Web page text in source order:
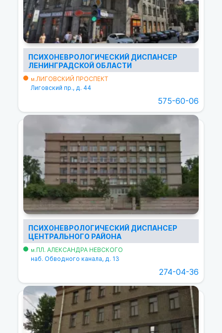
ПСИХОНЕВРОЛОГИЧЕСКИЙ ДИСПАНСЕР
ЛЕНИНГРАДСКОЙ ОБЛАСТИ
м.ЛИГОВСКИЙ ПРОСПЕКТ
Лиговский пр., д. 44
575-60-06
ПСИХОНЕВРОЛОГИЧЕСКИЙ ДИСПАНСЕР
ЦЕНТРАЛЬНОГО РАЙОНА
м.ПЛ. АЛЕКСАНДРА НЕВСКОГО
наб. Обводного канала, д. 13
274-04-36